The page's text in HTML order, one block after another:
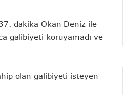
dakika Okan Deniz ile
galibiyeti koruyamadı ve
olan galibiyeti isteyen